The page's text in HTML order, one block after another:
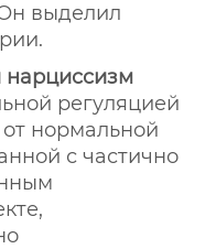
выделил
регуляцией
нормальной
с частично